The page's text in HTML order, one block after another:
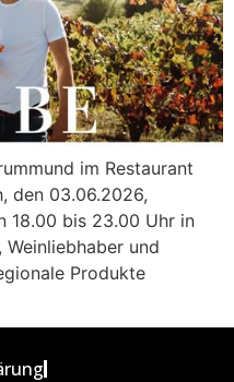
im Restaurant
den 03.06.2026,
18.00 bis 23.00 Uhr in
und
Produkte